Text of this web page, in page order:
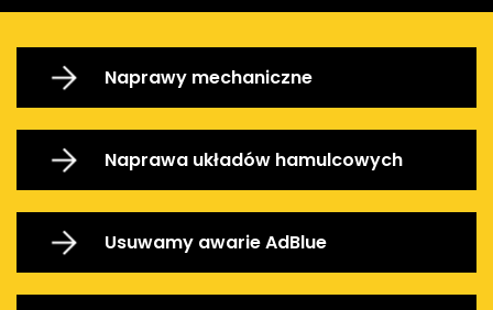
Naprawy mechaniczne
Naprawa układów hamulcowych
Usuwamy awarie AdBlue